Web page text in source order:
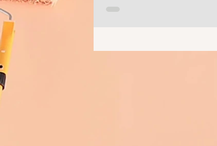
시가 아닌 실증 데이터 플랫폼